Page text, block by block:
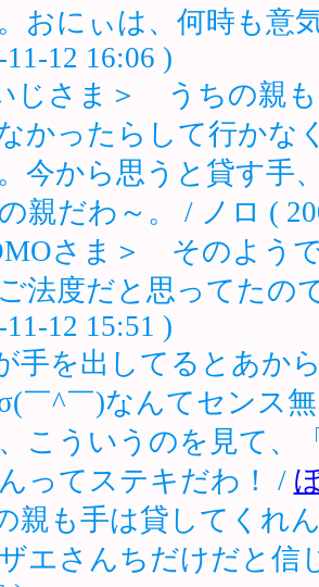
おにぃは、何時も意
11-12 16:06 )
じさま＞ うちの親
かったらして行かな
今から思うと貸す手
親だわ～。 / ノロ (
さま＞ そのよう
法度だと思ってたの
11-12 15:51 )
手を出してるとあか
￣^￣)なんてセンス
こういうのを見て、
ってステキだわ！ /
親も手は貸してくれ
エさんちだけだと信